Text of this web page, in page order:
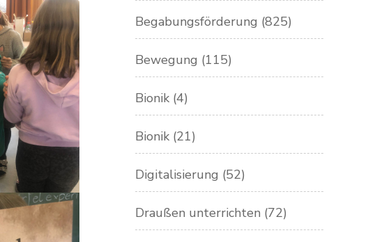
Begabungsförderung (825)
Bewegung (115)
Bionik (4)
Bionik (21)
Digitalisierung (52)
Draußen unterrichten (72)